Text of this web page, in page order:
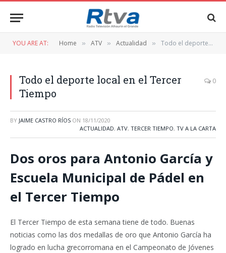
YOU ARE AT: Home » ATV » Actualidad » Todo el deporte local en el Tercer Tiempo
Todo el deporte local en el Tercer
Tiempo
0
BY JAIME CASTRO RÍOS ON 18/11/2020
ACTUALIDAD, ATV, TERCER TIEMPO, TV A LA CARTA
Dos oros para Antonio García y
Escuela Municipal de Pádel en
el Tercer Tiempo
El Tercer Tiempo de esta semana tiene de todo. Buenas
noticias como las dos medallas de oro que Antonio García ha
logrado en lucha grecorromana en el Campeonato de Jóvenes